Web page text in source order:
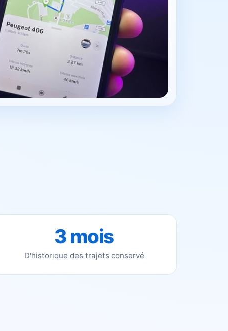
3 mois
D'historique des trajets conservé